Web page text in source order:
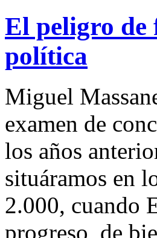
El peligro de
política
Miguel
examen de
los años
situáramos en
2.000, cuando
progreso, de